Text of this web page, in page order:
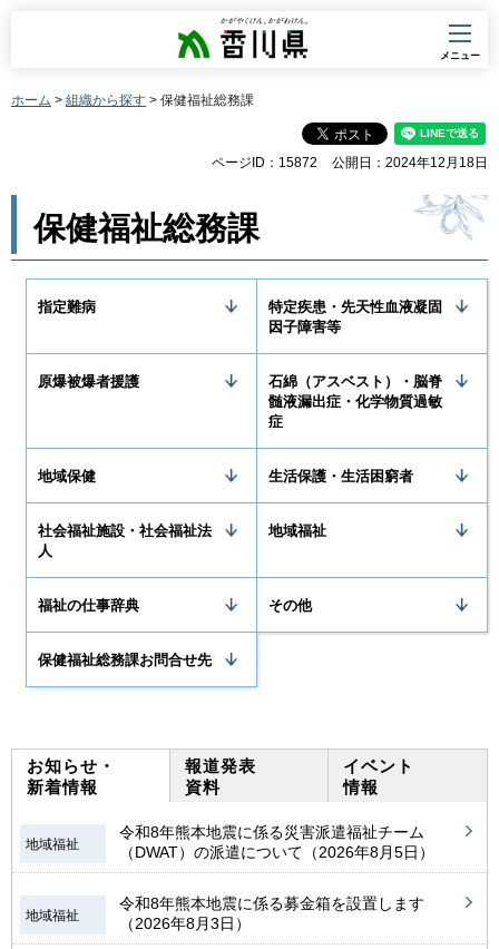
香川県
メニュー
ホーム > 組織から探す > 保健福祉総務課
ページID：15872 公開日：2024年12月18日
保健福祉総務課
指定難病
特定疾患・先天性血液凝固
因子障害等
原爆被爆者援護
石綿（アスベスト）・脳脊
髄液漏出症・化学物質過敏
症
地域保健 生活保護・生活困窮者
社会福祉施設・社会福祉法
人
地域福祉
福祉の仕事辞典 その他
保健福祉総務課お問合せ先
お知らせ・
新着情報
地域福祉
令和8年熊本地震に係る災害派遣福祉チーム
（DWAT）の派遣について（2026年8月5日）
地域福祉
令和8年熊本地震に係る募金箱を設置します
（2026年8月3日）
報道発表
資料
イベント
情報